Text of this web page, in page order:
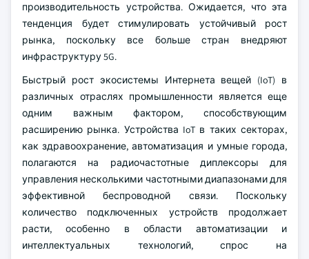
производительность устройства. Ожидается, что эта
тенденция будет стимулировать устойчивый рост
рынка, поскольку все больше стран внедряют
инфраструктуру 5G.
Быстрый рост экосистемы Интернета вещей (IoT) в
различных отраслях промышленности является еще
одним важным фактором, способствующим
расширению рынка. Устройства IoT в таких секторах,
как здравоохранение, автоматизация и умные города,
полагаются на радиочастотные диплексоры для
управления несколькими частотными диапазонами для
эффективной беспроводной связи. Поскольку
количество подключенных устройств продолжает
расти, особенно в области автоматизации и
интеллектуальных технологий, спрос на